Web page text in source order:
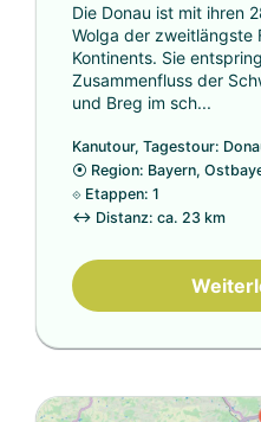
Die Donau ist mit ihren
Wolga der zweitlängste
Kontinents. Sie
Zusammenfluss der
und Breg im sch...
Kanutour, Tagestour:
⦿ Region: Bayern,
⟐ Etappen: 1
↔ Distanz: ca. 23 km